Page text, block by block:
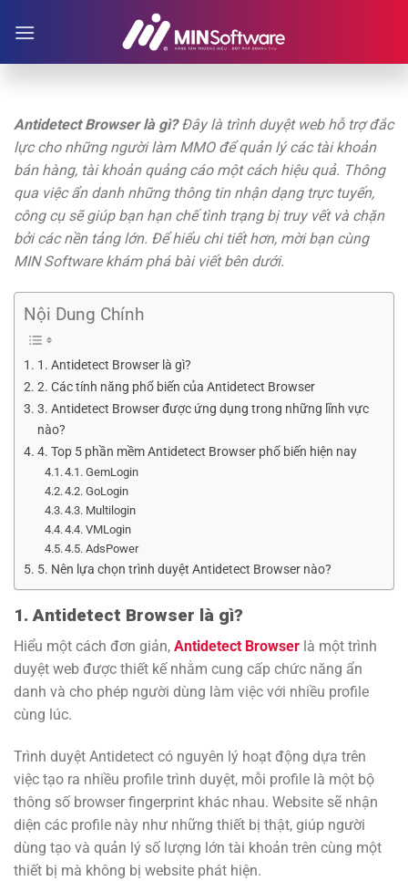
đến
Antidetect Browser là gì?Đây là trình duyệt web hỗ trợ đắc
lực cho những người làm MMO để quản lý các tài khoản
bán hàng, tài khoản quảng cáo một cách hiệu quả. Thông
qua việc ẩn danh những thông tin nhận dạng trực tuyến,
công cụ sẽ giúp bạn hạn chế tình trạng bị truy vết và chặn
bởi các nền tảng lớn. Để hiểu chi tiết hơn, mời bạn cùng
MIN Software khám phá bài viết bên dưới.
Nội Dung Chính
1. Antidetect Browser là gì?
2. Các tính năng phổ biến của Antidetect Browser
3. Antidetect Browser được ứng dụng trong những lĩnh vực
nào?
4. Top 5 phần mềm Antidetect Browser phổ biến hiện nay
4.1. GemLogin
4.2. GoLogin
4.3. Multilogin
4.4. VMLogin
4.5. AdsPower
5. Nên lựa chọn trình duyệt Antidetect Browser nào?
1. Antidetect Browser là gì?
Hiểu một cách đơn giản, Antidetect Browser là một trình
duyệt web được thiết kế nhằm cung cấp chức năng ẩn
danh và cho phép người dùng làm việc với nhiều profile
cùng lúc.
Trình duyệt Antidetect có nguyên lý hoạt động dựa trên
việc tạo ra nhiều profile trình duyệt, mỗi profile là một bộ
thông số browser fingerprint khác nhau. Website sẽ nhận
diện các profile này như những thiết bị thật, giúp người
dùng tạo và quản lý số lượng lớn tài khoản trên cùng một
thiết bị mà không bị website phát hiện.